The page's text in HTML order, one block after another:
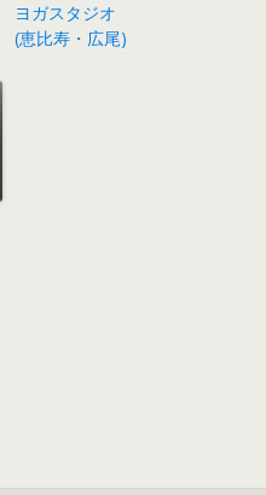
ヨガスタジオ
(恵比寿・広尾)